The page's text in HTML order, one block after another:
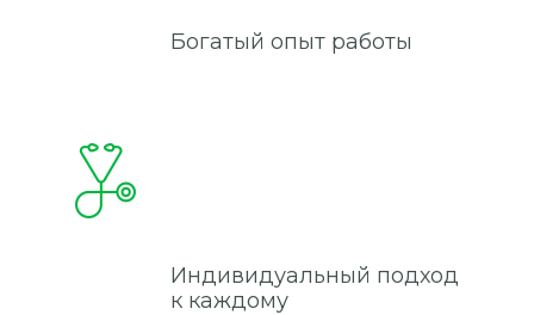
Богатый опыт работы
Индивидуальный подход
к каждому